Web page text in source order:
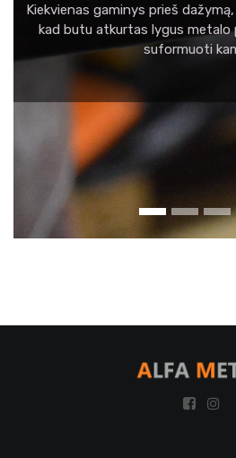
Kiekvienas gaminys prieš
kad butu atkurtas lygus metalo
suformuoti